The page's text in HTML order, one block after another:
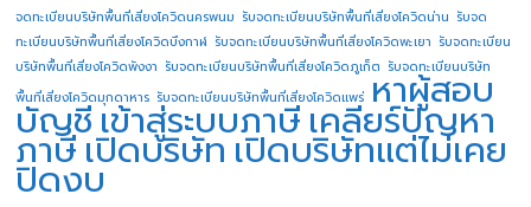
จดทะเบียนบริษัทพื้นที่เสี่ยงโควิดนครพนม รับจดทะเบียนบริษัทพื้นที่เสี่ยงโควิดน่าน รับจด
ทะเบียนบริษัทพื้นที่เสี่ยงโควิดบึงกาฬ รับจดทะเบียนบริษัทพื้นที่เสี่ยงโควิดพะเยา รับจดทะเบียน
บริษัทพื้นที่เสี่ยงโควิดพังงา รับจดทะเบียนบริษัทพื้นที่เสี่ยงโควิดภูเก็ต รับจดทะเบียนบริษัท
พื้นที่เสี่ยงโควิดมุกดาหาร รับจดทะเบียนบริษัทพื้นที่เสี่ยงโควิดแพร่ หาผู้สอบ
บัญชี เข้าสู่ระบบภาษี เคลียร์ปัญหา
ภาษีเปิดบริษัทเปิดบริษัทแต่ไม่เคย
ปิดงบ